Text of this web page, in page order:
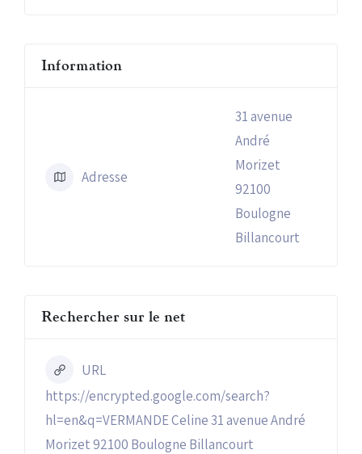
Information
Adresse
31 avenue
André
Morizet
92100
Boulogne
Billancourt
Rechercher sur le net
URL
https://encrypted.google.com/search?
hl=en&q=VERMANDE Celine 31 avenue André
Morizet 92100 Boulogne Billancourt